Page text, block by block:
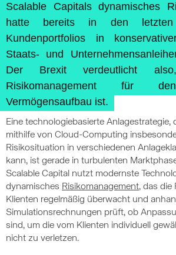
Scalable Capitals dynamisches
hatte bereits in den
Kundenportfolios in
Staats- und
Der Brexit verdeutlicht
Risikomanagement für
Vermögensaufbau ist.
Eine technologiebasierte Anlagestrategie,
mithilfe von Cloud-Computing
Risikosituation in verschiedenen
kann, ist gerade in turbulenten
Scalable Capital nutzt modernste
dynamisches Risikomanagement, das die
Klienten regelmäßig überwacht und
Simulationsrechnungen prüft, ob
sind, um die vom Klienten individuell
nicht zu verletzen.